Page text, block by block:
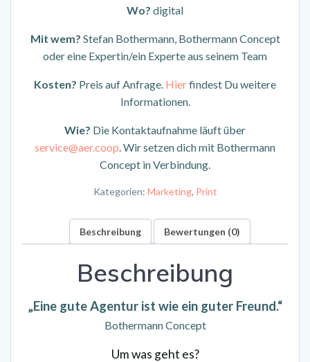
Wo? digital
Mit wem? Stefan Bothermann, Bothermann Concept
oder eine Expertin/ein Experte aus seinem Team
Kosten? Preis auf Anfrage. Hierfindest Du weitere
Informationen.
Wie? Die Kontaktaufnahme läuft über
service@aer.coop. Wir setzen dich mit Bothermann
Concept in Verbindung.
Kategorien: Marketing, Print
Beschreibung Bewertungen (0)
Beschreibung
„Eine gute Agentur ist wie ein guter Freund.“
Bothermann Concept
Um was geht es?